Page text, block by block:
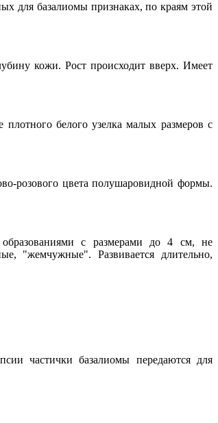
для базалиомы признаках, по краям этой
кожи. Рост происходит вверх. Имеет
белого узелка малых размеров с
розового цвета полушаровидной формы.
образованиями с размерами до 4 см, не
"жемчужные". Развивается длительно,
частички базалиомы передаются для